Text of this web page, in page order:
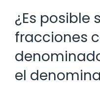
¿Es posible
fracciones
el